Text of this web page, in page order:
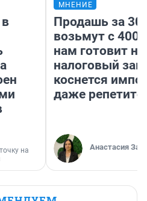
на
МНЕНИЕ
Продашь за
возьмут с
нам готовит
налоговый
коснется
даже
Анастасия